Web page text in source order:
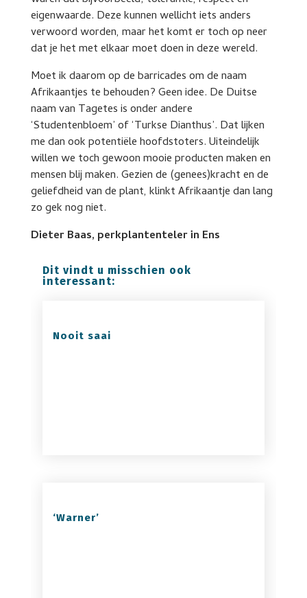
eigenwaarde. Deze kunnen wellicht iets anders
verwoord worden, maar het komt er toch op neer
dat je het met elkaar moet doen in deze wereld.
Moet ik daarom op de barricades om de naam
Afrikaantjes te behouden? Geen idee. De Duitse
naam van Tagetes is onder andere
‘Studentenbloem’ of ‘Turkse Dianthus’. Dat lijken
me dan ook potentiële hoofdstoters. Uiteindelijk
willen we toch gewoon mooie producten maken en
mensen blij maken. Gezien de (genees)kracht en de
geliefdheid van de plant, klinkt Afrikaantje dan lang
zo gek nog niet.
Dieter Baas, perkplantenteler in Ens
Dit vindt u misschien ook
interessant:
Nooit saai
‘Warner’